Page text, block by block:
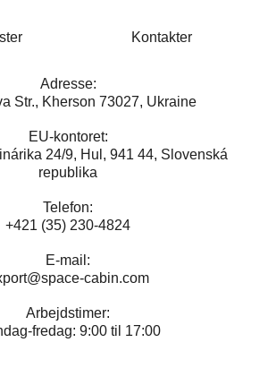
Kontakter
Adresse:
Str., Kherson 73027, Ukraine
EU-kontoret:
24/9, Hul, 941 44, Slovenská
republika
Telefon:
+421 (35) 230-4824
E-mail:
cabin.com
Arbejdstimer:
fredag: 9:00 til 17:00